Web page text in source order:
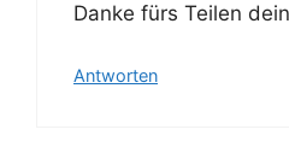
Danke fürs Teilen
Antworten